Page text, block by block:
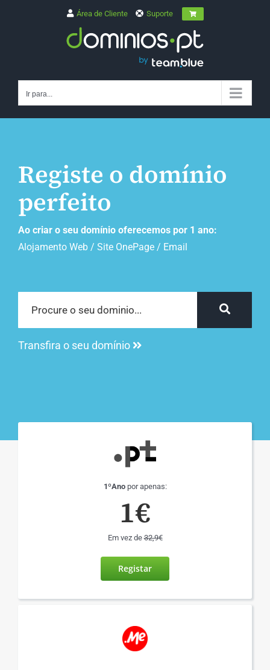
Área de Cliente Suporte
Ir para...
Registe o domínio
perfeito
Ao criar o seu domínio oferecemos por 1 ano:
Alojamento Web / Site OnePage / Email
Transfira o seu domínio
1ºAno por apenas:
1€
Em vez de32,9€
Registar